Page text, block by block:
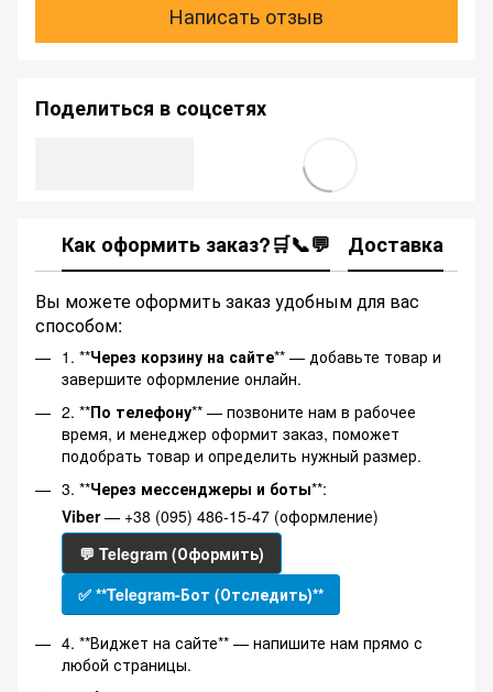
Написать отзыв
Поделиться в соцсетях
Как оформить заказ?🛒📞💬 Доставка
Вы можете оформить заказ удобным для вас
способом:
1. **Через корзину на сайте** — добавьте товар и
завершите оформление онлайн.
2. **По телефону** — позвоните нам в рабочее
время, и менеджер оформит заказ, поможет
подобрать товар и определить нужный размер.
3. **Через мессенджеры и боты**:
Viber— +38 (095) 486-15-47 (оформление)
💬 Telegram (Оформить)
✅ **Telegram-Бот (Отследить)**
4. **Виджет на сайте** — напишите нам прямо с
любой страницы.